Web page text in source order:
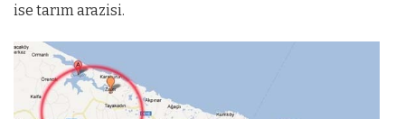
ise tarım arazisi.